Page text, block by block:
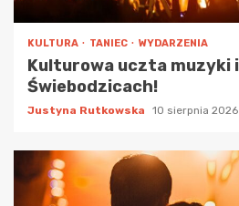
KULTURA TANIEC WYDARZENIA
Kulturowa uczta muzyki
Świebodzicach!
Justyna Rutkowska 10 sierpnia 2026